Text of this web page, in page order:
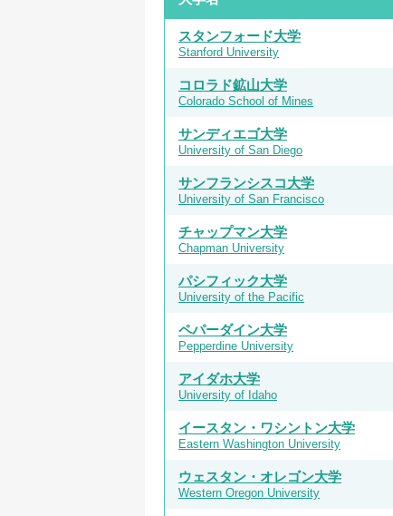
スタンフォード大学
Stanford University
コロラド鉱山大学
Colorado School of Mines
サンディエゴ大学
University of San Diego
サンフランシスコ大学
University of San Francisco
チャップマン大学
Chapman University
パシフィック大学
University of the Pacific
ペパーダイン大学
Pepperdine University
アイダホ大学
University of Idaho
イースタン・ワシントン大学
Eastern Washington University
ウェスタン・オレゴン大学
Western Oregon University